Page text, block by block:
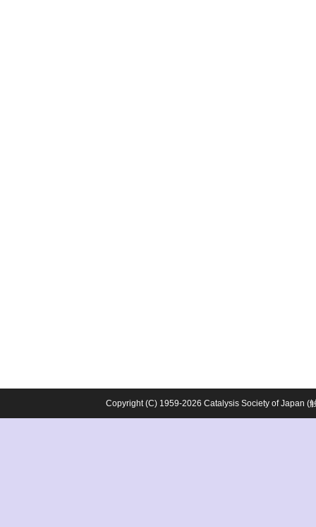
Copyright (C) 1959-2026 Catalysis Society of Japan (